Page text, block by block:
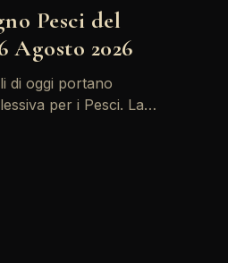
Pesci del
Agosto 2026
per i Pesci. La
nuove idee e